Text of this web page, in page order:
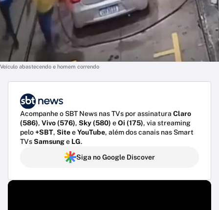
Veículo abastecendo e homem correndo
Acompanhe o SBT News nas TVs por assinatura Claro
(586), Vivo (576), Sky (580) eOi (175), via streaming
pelo+SBT, SiteeYouTube, além dos canais nas Smart
TVsSamsunge LG.
Siga no Google Discover